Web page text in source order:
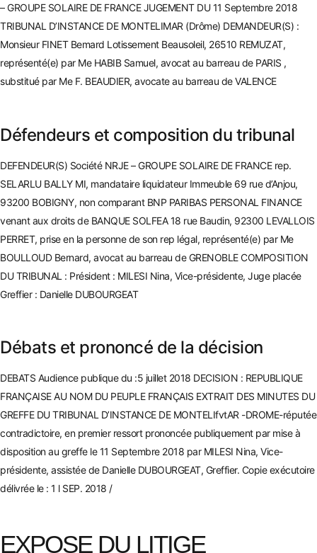
– GROUPE SOLAIRE DE FRANCE JUGEMENT DU 11 Septembre 2018
TRIBUNAL D’INSTANCE DE MONTELIMAR (Drôme) DEMANDEUR(S) :
Monsieur FINET Bemard Lotissement Beausoleil, 26510 REMUZAT,
représenté(e) par Me HABIB Samuel, avocat au barreau de PARIS ,
substitué par Me F. BEAUDIER, avocate au barreau de VALENCE
Défendeurs et composition du tribunal
DEFENDEUR(S) Société NRJE – GROUPE SOLAIRE DE FRANCE rep.
SELARLU BALLY MI, mandataire liquidateur Immeuble 69 rue d’Anjou,
93200 BOBIGNY, non comparant BNP PARIBAS PERSONAL FINANCE
venant aux droits de BANQUE SOLFEA 18 rue Baudin, 92300 LEVALLOIS
PERRET, prise en la personne de son rep légal, représenté(e) par Me
BOULLOUD Bernard, avocat au barreau de GRENOBLE COMPOSITION
DU TRIBUNAL : Président : MILESI Nina, Vice-présidente, Juge placée
Greffier : Danielle DUBOURGEAT
Débats et prononcé de la décision
DEBATS Audience publique du :5 juillet 2018 DECISION : REPUBLIQUE
FRANÇAISE AU NOM DU PEUPLE FRANÇAIS EXTRAIT DES MINUTES DU
GREFFE DU TRIBUNAL D’INSTANCE DE MONTELIfvtAR -DROME-réputée
contradictoire, en premier ressort prononcée publiquement par mise à
disposition au greffe le 11 Septembre 2018 par MILESI Nina, Vice-
présidente, assistée de Danielle DUBOURGEAT, Greffier. Copie exécutoire
délivrée le : 1 l SEP. 2018 /
EXPOSE DU LITIGE